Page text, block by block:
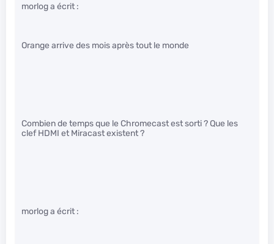
morlog a écrit :
Orange arrive des mois après tout le monde
Combien de temps que le Chromecast est sorti ? Que les
clef HDMI et Miracast existent ?
morlog a écrit :